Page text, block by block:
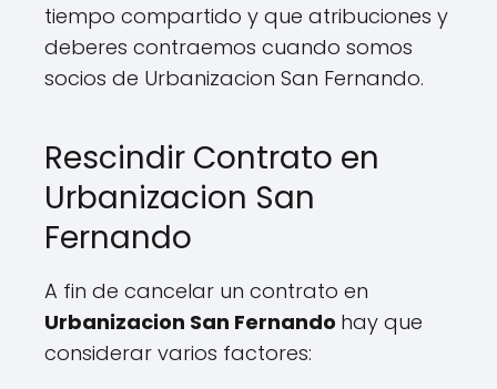
tiempo compartido y que atribuciones y
deberes contraemos cuando somos
socios de Urbanizacion San Fernando.
Rescindir Contrato en
Urbanizacion San
Fernando
A fin de cancelar un contrato en
Urbanizacion San Fernando hay que
considerar varios factores: